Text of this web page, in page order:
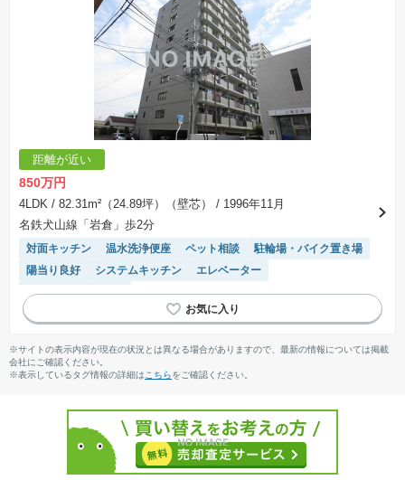
距離が近い
850万円
4LDK / 82.31m²（24.89坪）（壁芯）
/ 1996年11月
名鉄犬山線「岩倉」歩2分
対面キッチン 温水洗浄便座 ペット相談
駐輪場・バイク置き場
陽当り良好
システムキッチン
エレベーター
リフォーム済み物件
※サイトの表示内容が現在の状況とは異なる場合がありますので、最新の情報については掲載
会社にご確認ください。
※表示しているタグ情報の詳細は こちらをご確認ください。